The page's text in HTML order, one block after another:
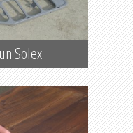
Solex